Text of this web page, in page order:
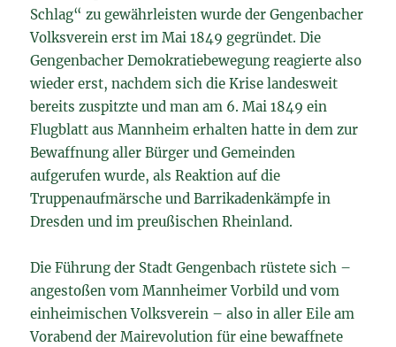
Schlag“ zu gewährleisten wurde der Gengenbacher
Volksverein erst im Mai 1849 gegründet. Die
Gengenbacher Demokratiebewegung reagierte also
wieder erst, nachdem sich die Krise landesweit
bereits zuspitzte und man am 6. Mai 1849 ein
Flugblatt aus Mannheim erhalten hatte in dem zur
Bewaffnung aller Bürger und Gemeinden
aufgerufen wurde, als Reaktion auf die
Truppenaufmärsche und Barrikadenkämpfe in
Dresden und im preußischen Rheinland.
Die Führung der Stadt Gengenbach rüstete sich –
angestoßen vom Mannheimer Vorbild und vom
einheimischen Volksverein – also in aller Eile am
Vorabend der Mairevolution für eine bewaffnete